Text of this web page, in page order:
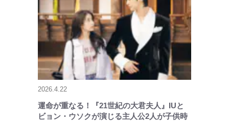
2026.4.22
運命が重なる！『21世紀の大君夫人』IUと
ビョン・ウソクが演じる主人公2人が子供時